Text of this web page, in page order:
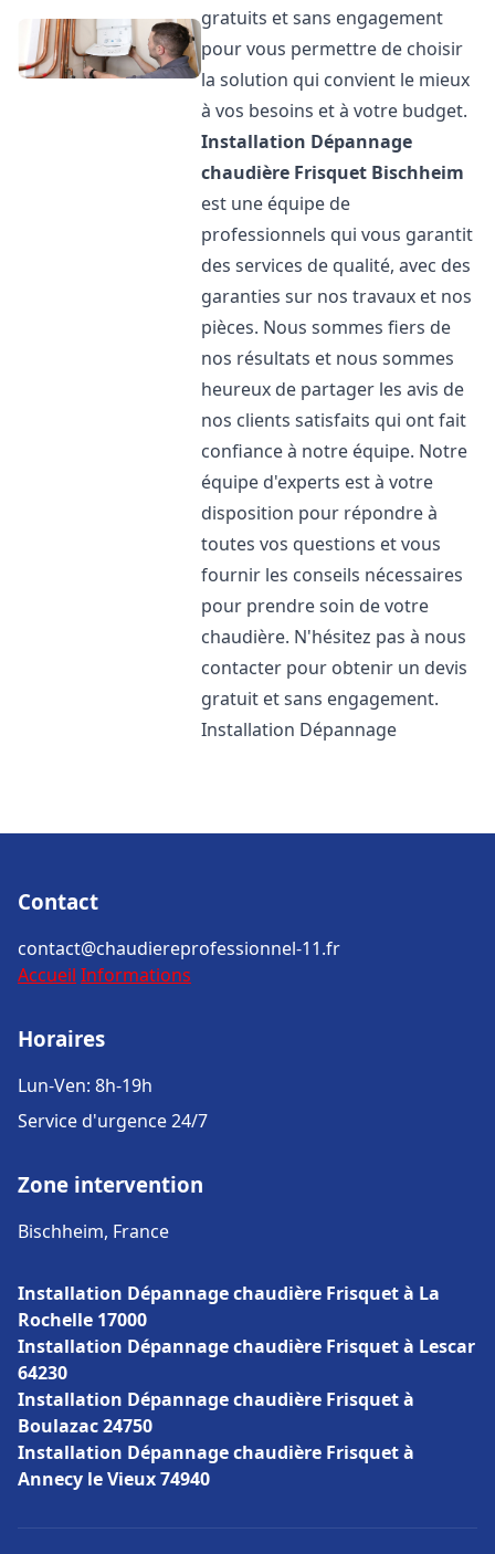
gratuits et sans engagement
pour vous permettre de choisir
la solution qui convient le mieux
à vos besoins et à votre budget.
Installation Dépannage
chaudière Frisquet Bischheim
est une équipe de
professionnels qui vous garantit
des services de qualité, avec des
garanties sur nos travaux et nos
pièces. Nous sommes fiers de
nos résultats et nous sommes
heureux de partager les avis de
nos clients satisfaits qui ont fait
confiance à notre équipe. Notre
équipe d'experts est à votre
disposition pour répondre à
toutes vos questions et vous
fournir les conseils nécessaires
pour prendre soin de votre
chaudière. N'hésitez pas à nous
contacter pour obtenir un devis
gratuit et sans engagement.
Installation Dépannage
Contact
contact@chaudiereprofessionnel-11.fr
Accueil Informations
Horaires
Lun-Ven: 8h-19h
Service d'urgence 24/7
Zone intervention
Bischheim, France
Installation Dépannage chaudière Frisquet à La
Rochelle 17000
Installation Dépannage chaudière Frisquet à Lescar
64230
Installation Dépannage chaudière Frisquet à
Boulazac 24750
Installation Dépannage chaudière Frisquet à
Annecy le Vieux 74940